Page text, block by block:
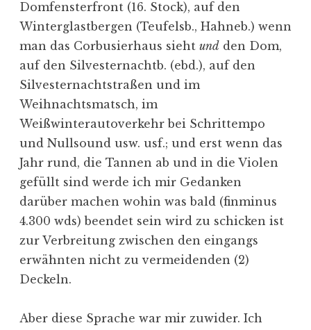
Domfensterfront (16. Stock), auf den
Winterglastbergen (Teufelsb., Hahneb.) wenn
man das Corbusierhaus sieht und den Dom,
auf den Silvesternachtb. (ebd.), auf den
Silvesternachtstraßen und im
Weihnachtsmatsch, im
Weißwinterautoverkehr bei Schrittempo
und Nullsound usw. usf.; und erst wenn das
Jahr rund, die Tannen ab und in die Violen
gefüllt sind werde ich mir Gedanken
darüber machen wohin was bald (finminus
4.300 wds) beendet sein wird zu schicken ist
zur Verbreitung zwischen den eingangs
erwähnten nicht zu vermeidenden (2)
Deckeln.
Aber diese Sprache war mir zuwider. Ich